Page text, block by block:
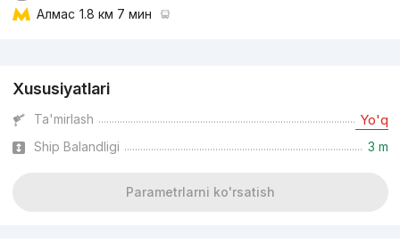
Алмас 1.8 км 7 мин
Xususiyatlari
Ta'mirlash Yo'q
Ship Balandligi 3 m
Parametrlarni ko'rsatish